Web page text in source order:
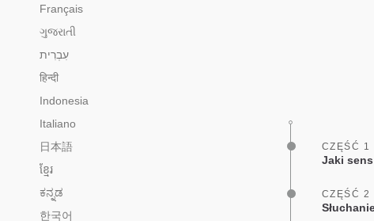
Français
ગુજરાતી
हिन्दी
Indonesia
Italiano
日本語
ខ្មែរ
ಕನ್ನಡ
한국어
CZĘŚĆ 1
Jaki
CZĘŚĆ 2